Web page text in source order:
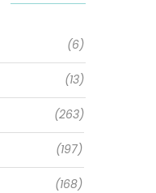
(6)
(13)
(263)
(197)
(168)